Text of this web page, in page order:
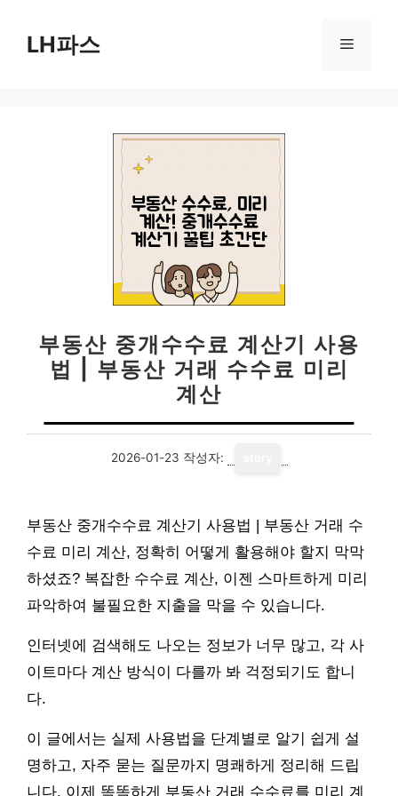
LH파스 메
부동산 중개수수료 계산기 사용
법 | 부동산 거래 수수료 미리
계산
2026-01-23 작성자:
부동산 중개수수료 계산기 사용법 | 부동산 거래 수
수료 미리 계산, 정확히 어떻게 활용해야 할지 막막
하셨죠? 복잡한 수수료 계산, 이젠 스마트하게 미리
파악하여 불필요한 지출을 막을 수 있습니다.
인터넷에 검색해도 나오는 정보가 너무 많고, 각 사
이트마다 계산 방식이 다를까 봐 걱정되기도 합니
다.
이 글에서는 실제 사용법을 단계별로 알기 쉽게 설
명하고, 자주 묻는 질문까지 명쾌하게 정리해 드립
니다. 이제 똑똑하게 부동산 거래 수수료를 미리 계